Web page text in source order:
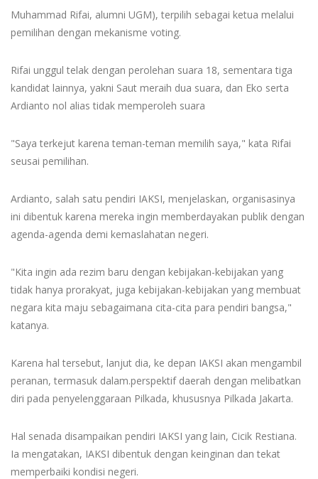
Muhammad Rifai, alumni UGM), terpilih sebagai ketua melalui
pemilihan dengan mekanisme voting.
Rifai unggul telak dengan perolehan suara 18, sementara tiga
kandidat lainnya, yakni Saut meraih dua suara, dan Eko serta
Ardianto nol alias tidak memperoleh suara
"Saya terkejut karena teman-teman memilih saya," kata Rifai
seusai pemilihan.
Ardianto, salah satu pendiri IAKSI, menjelaskan, organisasinya
ini dibentuk karena mereka ingin memberdayakan publik dengan
agenda-agenda demi kemaslahatan negeri.
"Kita ingin ada rezim baru dengan kebijakan-kebijakan yang
tidak hanya prorakyat, juga kebijakan-kebijakan yang membuat
negara kita maju sebagaimana cita-cita para pendiri bangsa,"
katanya.
Karena hal tersebut, lanjut dia, ke depan IAKSI akan mengambil
peranan, termasuk dalam.perspektif daerah dengan melibatkan
diri pada penyelenggaraan Pilkada, khususnya Pilkada Jakarta.
Hal senada disampaikan pendiri IAKSI yang lain, Cicik Restiana.
Ia mengatakan, IAKSI dibentuk dengan keinginan dan tekat
memperbaiki kondisi negeri.